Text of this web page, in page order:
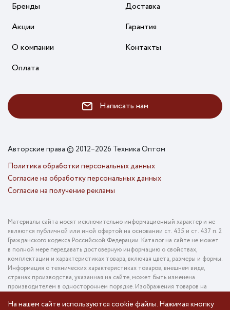
На нашем сайте используются cookie файлы. Нажимая кнопку
Бренды
Акции
О компании
Оплата
Доставка
Гарантия
Контакты
Написать нам
Авторские права © 2012–2026 Техника Оптом
Политика обработки персональных данных
Согласие на обработку персональных данных
Согласие на получение рекламы
Материалы сайта носят исключительно информационный характер и не
являются публичной или иной офертой на основании ст. 435 и ст. 437 п. 2
Гражданского кодекса Российской Федерации. Каталог на сайте не может
в полной мере передавать достоверную информацию о свойствах,
комплектации и характеристиках товара, включая цвета, размеры и формы.
Информация о технических характеристиках товаров, внешнем виде,
странах производства, указанная на сайте, может быть изменена
производителем в одностороннем порядке. Изображения товаров на
оригинального товара. Информация о цене товара, указанная в каталоге на